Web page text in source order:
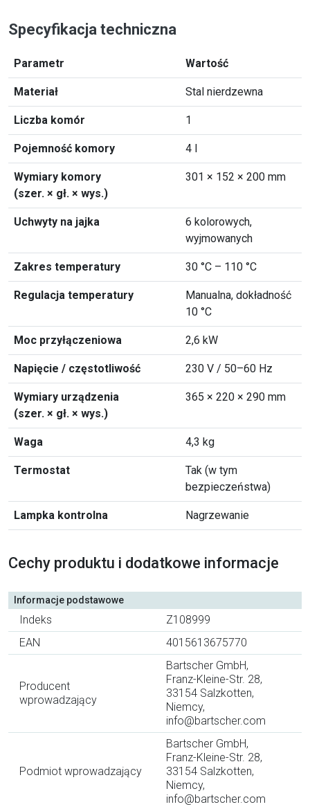
Specyfikacja techniczna
Parametr Wartość
Materiał Stal nierdzewna
Liczba komór 1
Pojemność komory 4 l
Wymiary komory
(szer. × gł. × wys.)
301 × 152 × 200 mm
Uchwyty na jajka
6 kolorowych,
wyjmowanych
Zakres temperatury 30 °C – 110 °C
Regulacja temperatury
Manualna, dokładność
10 °C
Moc przyłączeniowa 2,6 kW
Napięcie / częstotliwość 230 V / 50–60 Hz
Wymiary urządzenia
(szer. × gł. × wys.)
365 × 220 × 290 mm
Waga 4,3 kg
Termostat
Tak (w tym
bezpieczeństwa)
Lampka kontrolna Nagrzewanie
Cechy produktu i dodatkowe informacje
Informacje podstawowe
Indeks
Z108999
EAN
4015613675770
Producent
wprowadzający
Bartscher GmbH,
Franz-Kleine-Str. 28,
33154 Salzkotten,
Niemcy,
info@bartscher.com
Podmiot wprowadzający
Bartscher GmbH,
Franz-Kleine-Str. 28,
33154 Salzkotten,
Niemcy,
info@bartscher.com